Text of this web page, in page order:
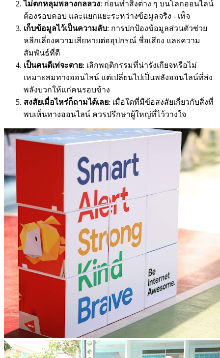
ไม่ตกหลุมพลางกลลวง: ก่อนทำสิ่งต่าง ๆ บนโลกออนไลน์
ต้องรอบคอบ และแยกแยะระหว่างข้อมูลจริง - เท็จ
เก็บข้อมูลไว้เป็นความลับ: การปกป้องข้อมูลส่วนตัวช่วย
หลีกเลี่ยงความเสียหายต่ออุปกรณ์ ชื่อเสียง และความ
สัมพันธ์ที่ดี
เป็นคนดีเท่จะตาย: เลิกพฤติกรรมที่น่ารังเกียจหรือไม่
เหมาะสมทางออนไลน์ แต่เปลี่ยนไปเป็นพลังออนไลน์ที่ส่ง
พลังบวกให้แก่คนรอบข้าง
สงสัยเมื่อไหร่ก็ถามได้เลย: เมื่อใดที่มีข้อสงสัยเกี่ยวกับสิ่งที่
พบเห็นทางออนไลน์ ควรปรึกษาผู้ใหญ่ที่ไว้วางใจ